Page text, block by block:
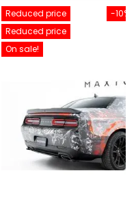
-10%
Reduced price
Reduced price
On sale!